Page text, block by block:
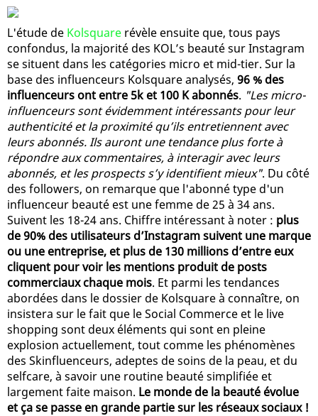
L'étude de Kolsquare révèle ensuite que, tous pays
confondus, la majorité des KOL’s beauté sur Instagram
se situent dans les catégories micro et mid-tier. Sur la
base des influenceurs Kolsquare analysés, 96 % des
influenceurs ont entre 5k et 100 K abonnés. "Les micro-
influenceurs sont évidemment intéressants pour leur
authenticité et la proximité qu’ils entretiennent avec
leurs abonnés. Ils auront une tendance plus forte à
répondre aux commentaires, à interagir avec leurs
abonnés, et les prospects s’y identifient mieux". Du côté
des followers, on remarque que l'abonné type d'un
influenceur beauté est une femme de 25 à 34 ans.
Suivent les 18-24 ans. Chiffre intéressant à noter : plus
de 90% des utilisateurs d’Instagram suivent une marque
ou une entreprise, et plus de 130 millions d’entre eux
cliquent pour voir les mentions produit de posts
commerciaux chaque mois. Et parmi les tendances
abordées dans le dossier de Kolsquare à connaître, on
insistera sur le fait que le Social Commerce et le live
shopping sont deux éléments qui sont en pleine
explosion actuellement, tout comme les phénomènes
des Skinfluenceurs, adeptes de soins de la peau, et du
selfcare, à savoir une routine beauté simplifiée et
largement faite maison. Le monde de la beauté évolue
et ça se passe en grande partie sur les réseaux sociaux !